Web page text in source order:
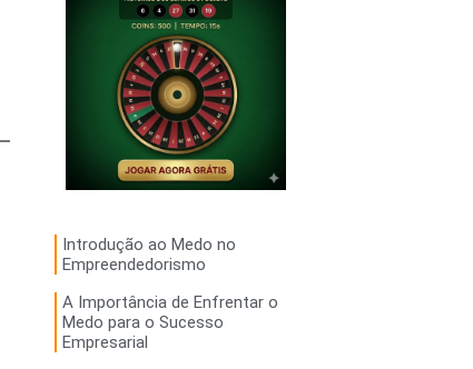
Introdução ao Medo no
Empreendedorismo
A Importância de Enfrentar o
Medo para o Sucesso
Empresarial